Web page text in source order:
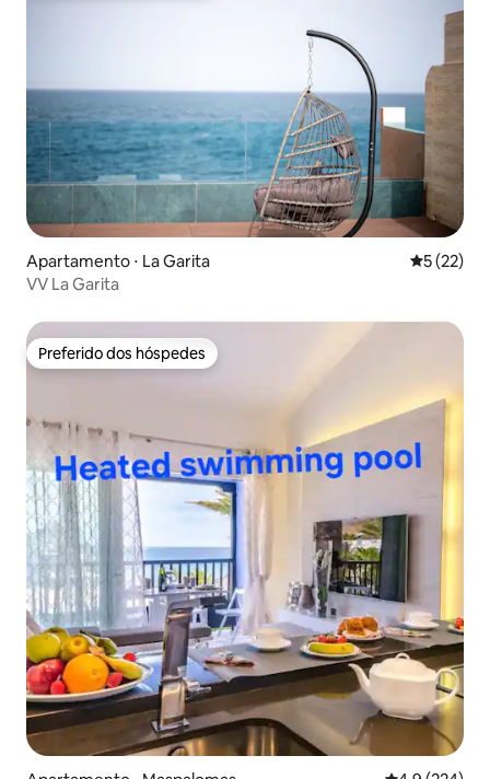
Apartamento ⋅ La Garita 5 de uma
5 (22)
VV La Garita
Preferido dos hóspedes
Preferido dos hóspedes